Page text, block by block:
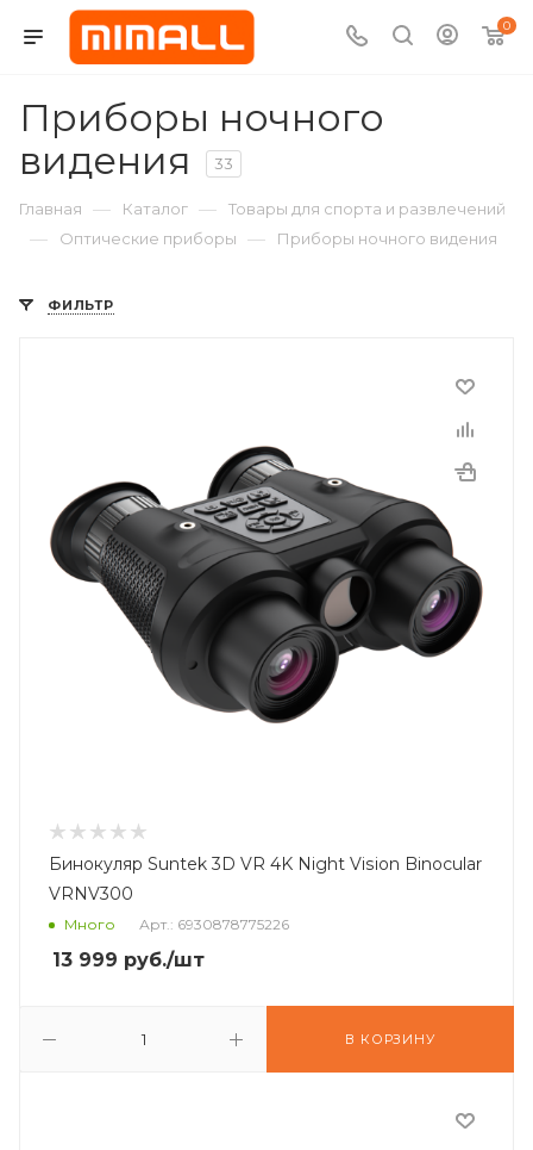
0
Приборы ночного
видения
33
Главная — Каталог — Товары для спорта и развлечений
— Оптические приборы — Приборы ночного видения
ФИЛЬТР
Бинокуляр Suntek 3D VR 4K Night Vision Binocular
VRNV300
Много Арт.: 6930878775226
13 999 руб./шт
В КОРЗИНУ